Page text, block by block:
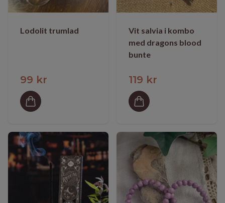
Lodolit trumlad
99 kr
Vit salvia i kombo
med dragons blood
bunte
119 kr